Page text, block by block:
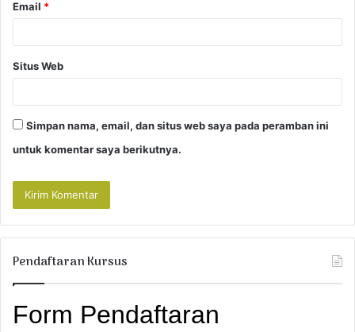
Email *
Situs Web
Simpan nama, email, dan situs web saya pada peramban ini
untuk komentar saya berikutnya.
Pendaftaran Kursus